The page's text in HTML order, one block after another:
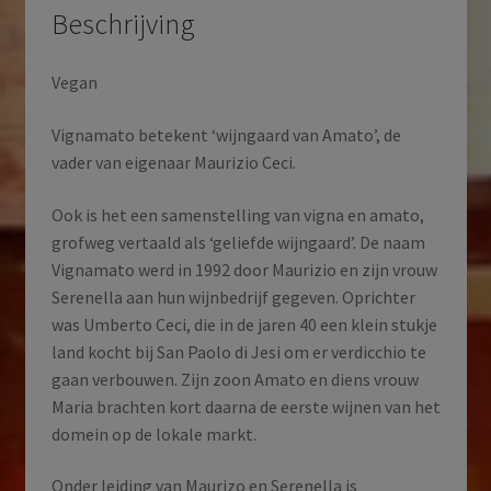
Beschrijving
Vegan
Vignamato betekent ‘wijngaard van Amato’, de
vader van eigenaar Maurizio Ceci.
Ook is het een samenstelling van vigna en amato,
grofweg vertaald als ‘geliefde wijngaard’. De naam
Vignamato werd in 1992 door Maurizio en zijn vrouw
Serenella aan hun wijnbedrijf gegeven. Oprichter
was Umberto Ceci, die in de jaren 40 een klein stukje
land kocht bij San Paolo di Jesi om er verdicchio te
gaan verbouwen. Zijn zoon Amato en diens vrouw
Maria brachten kort daarna de eerste wijnen van het
domein op de lokale markt.
Onder leiding van Maurizo en Serenella is